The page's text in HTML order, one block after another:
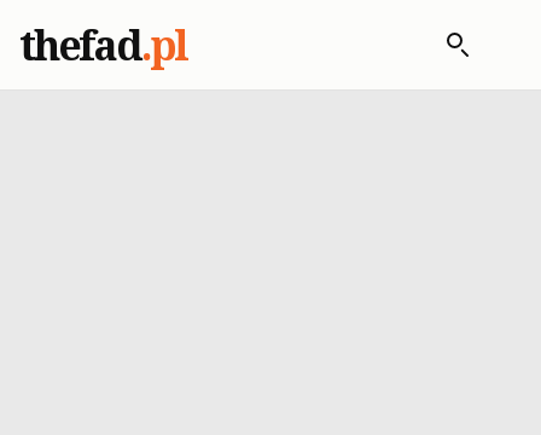
thefad.pl